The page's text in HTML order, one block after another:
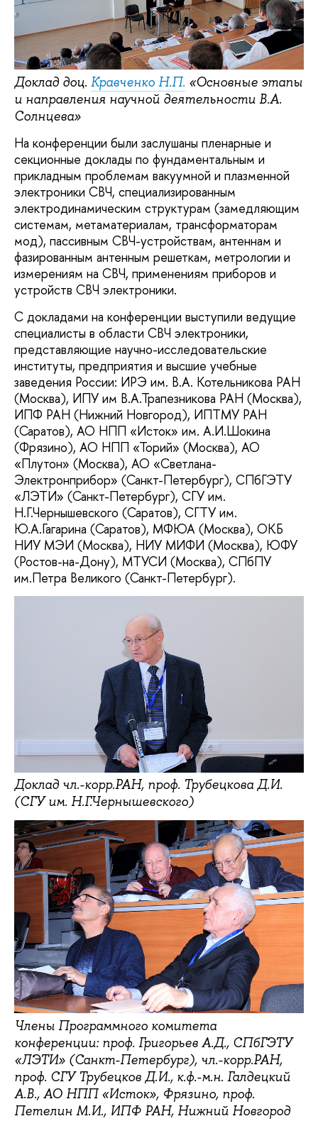
Доклад доц. Кравченко Н.П. «Основные этапы
и направления научной деятельности В.А.
Солнцева»
На конференции были заслушаны пленарные и
секционные доклады по фундаментальным и
прикладным проблемам вакуумной и плазменной
электроники СВЧ, специализированным
электродинамическим структурам (замедляющим
системам, метаматериалам, трансформаторам
мод), пассивным СВЧ-устройствам, антеннам и
фазированным антенным решеткам, метрологии и
измерениям на СВЧ, применениям приборов и
устройств СВЧ электроники.
С докладами на конференции выступили ведущие
специалисты в области СВЧ электроники,
представляющие научно-исследовательские
институты, предприятия и высшие учебные
заведения России: ИРЭ им. В.А. Котельникова РАН
(Москва), ИПУ им В.А.Трапезникова РАН (Москва),
ИПФ РАН (Нижний Новгород), ИПТМУ РАН
(Саратов), АО НПП «Исток» им. А.И.Шокина
(Фрязино), АО НПП «Торий» (Москва), АО
«Плутон» (Москва), АО «Светлана-
Электронприбор» (Санкт-Петербург), СПбГЭТУ
«ЛЭТИ» (Санкт-Петербург), СГУ им.
Н.Г.Чернышевского (Саратов), СГТУ им.
Ю.А.Гагарина (Саратов), МФЮА (Москва), ОКБ
НИУ МЭИ (Москва), НИУ МИФИ (Москва), ЮФУ
(Ростов-на-Дону), МТУСИ (Москва), СПбПУ
им.Петра Великого (Санкт-Петербург).
Доклад чл.-корр.РАН, проф. Трубецкова Д.И.
(СГУ им. Н.Г.Чернышевского)
Члены Программного комитета
конференции: проф. Григорьев А.Д., СПбГЭТУ
«ЛЭТИ» (Санкт-Петербург), чл.-корр.РАН,
проф. СГУ Трубецков Д.И., к.ф.-м.н. Галдецкий
А.В., АО НПП «Исток», Фрязино, проф.
Петелин М.И., ИПФ РАН, Нижний Новгород